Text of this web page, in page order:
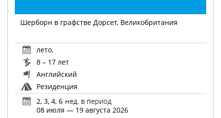
Шерборн в графстве Дорсет, Великобритания
лето,
8 – 17 лет
Английский
Резиденция
2, 3, 4, 6
08 июля — 19 августа 2026